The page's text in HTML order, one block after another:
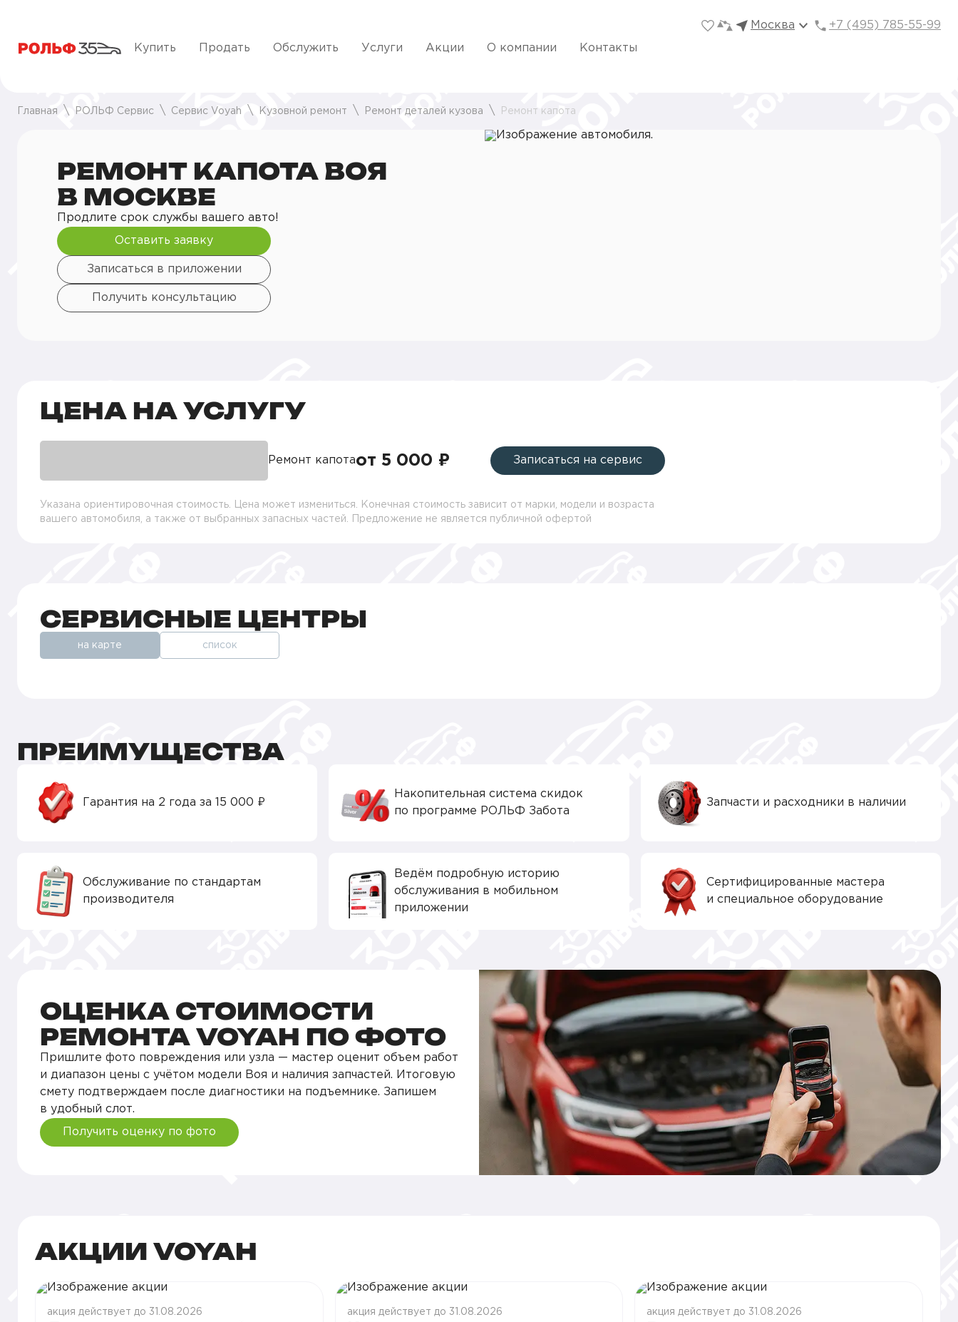
Москва +7 (495) 785-55-99
Купить Продать Обслужить Услуги Акции О компании Контакты
Главная РОЛЬФ Сервис Сервис Voyah Кузовной ремонт Ремонт деталей кузова Ремонт капота
РЕМОНТ КАПОТА ВОЯ
В МОСКВЕ
Продлите срок службы вашего авто!
Оставить заявку
Записаться в приложении
Получить консультацию
ЦЕНА НА УСЛУГУ
Ремонт капотаот 5 000 ₽ Записаться на сервис
Указана ориентировочная стоимость. Цена может измениться. Конечная стоимость зависит от марки, модели и возраста
вашего автомобиля, а также от выбранных запасных частей. Предложение не является публичной офертой
СЕРВИСНЫЕ ЦЕНТРЫ
на карте список
ПРЕИМУЩЕСТВА
Гарантия на 2 года за 15 000 ₽
Накопительная система скидок
по программе РОЛЬФ Забота
Запчасти и расходники в наличии
Обслуживание по стандартам
производителя
Ведём подробную историю
обслуживания в мобильном
приложении
Сертифицированные мастера
и специальное оборудование
ОЦЕНКА СТОИМОСТИ
РЕМОНТА VOYAH ПО ФОТО
Пришлите фото повреждения или узла — мастер оценит объем работ
и диапазон цены с учётом модели Воя и наличия запчастей. Итоговую
смету подтверждаем после диагностики на подъемнике. Запишем
в удобный слот.
Получить оценку по фото
АКЦИИ VOYAH
акция действует до 31.08.2026 акция действует до 31.08.2026 акция действует до 31.08.2026